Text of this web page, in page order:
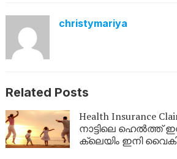
christymariya
Related Posts
Health Insurance
നാട്ടിലെ
ക്ലെയിം ഇനി